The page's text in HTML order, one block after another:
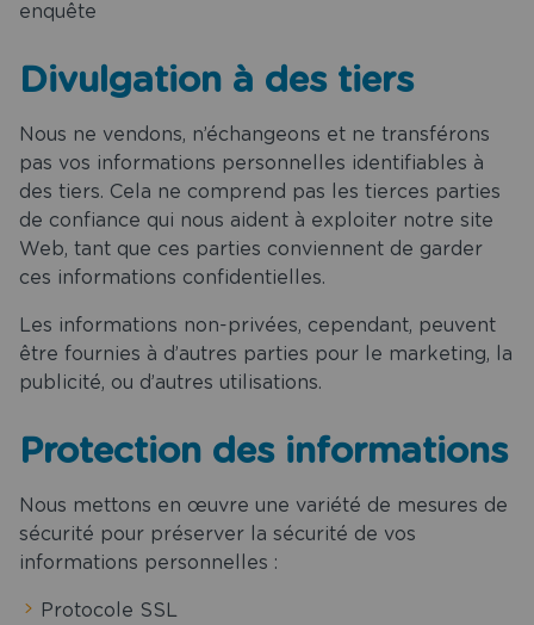
enquête
Divulgation à des tiers
Nous ne vendons, n’échangeons et ne transférons
pas vos informations personnelles identifiables à
des tiers. Cela ne comprend pas les tierces parties
de confiance qui nous aident à exploiter notre site
Web, tant que ces parties conviennent de garder
ces informations confidentielles.
Les informations non-privées, cependant, peuvent
être fournies à d’autres parties pour le marketing, la
publicité, ou d’autres utilisations.
Protection des informations
Nous mettons en œuvre une variété de mesures de
sécurité pour préserver la sécurité de vos
informations personnelles :
Protocole SSL